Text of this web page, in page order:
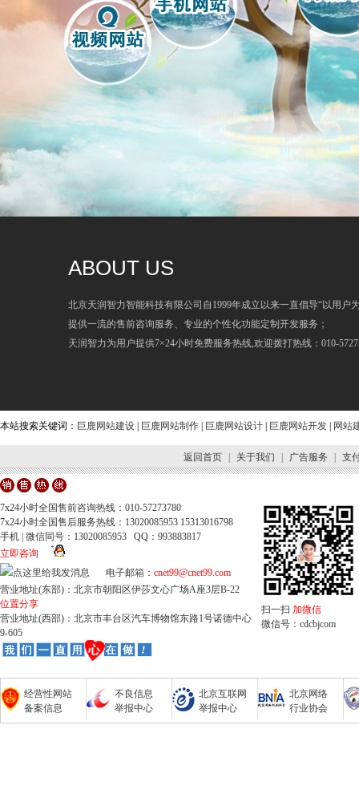
ABOUT US
北京天润智力智能科技有限公司自1999年成立以来一直倡导“以用户
提供一流的售前咨询服务、专业的个性化功能定制开发服务；
天润智力为用户提供7×24小时免费服务热线,欢迎拨打热线：010-
本站搜索关键词： 巨鹿网站建设 巨鹿网站制作 巨鹿网站设计 巨鹿网站开发 网站
返回首页 关于我们 广告服务 支
7x24小时全国售前咨询热线：010-57273780
7x24小时全国售后服务热线：13020085953 15313016798
手机 | 微信同号：13020085953 QQ：993883817
立即咨询
电子邮箱： cnet99@cnet99.com
营业地址(东部)：北京市朝阳区伊莎文心广场A座3层B-22
位置分享
营业地址(西部)：北京市丰台区汽车博物馆东路1号诺德中心
9-605
扫一扫 加微信
微信号：cdcbjcom
经营性网站
备案信息
不良信息
举报中心
北京互联网
举报中心
北京网络
行业协会